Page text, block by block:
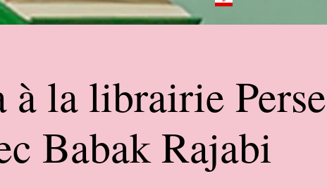
à la librairie Perse
Babak Rajabi